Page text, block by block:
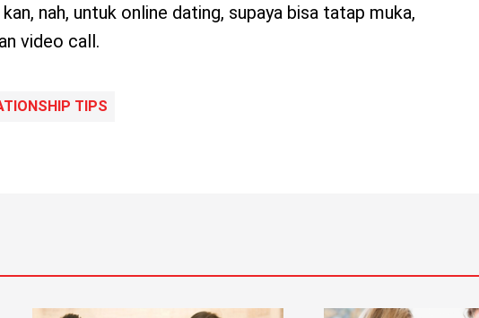
nah, untuk online dating, supaya bisa tatap muka,
video call.
TIPS